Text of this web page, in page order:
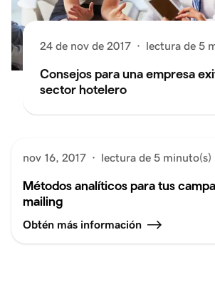
24 de nov de 2017 · lectura de 5
Consejos para una empresa
sector hotelero
nov 16, 2017 · lectura de 5 minuto(s)
Métodos analíticos para tus
mailing
Obtén más información